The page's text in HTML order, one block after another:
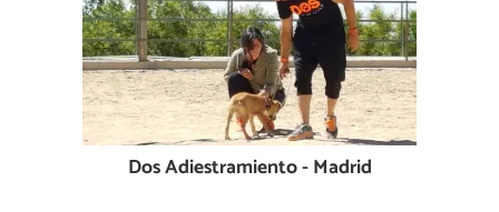
Dos Adiestramiento - Madrid